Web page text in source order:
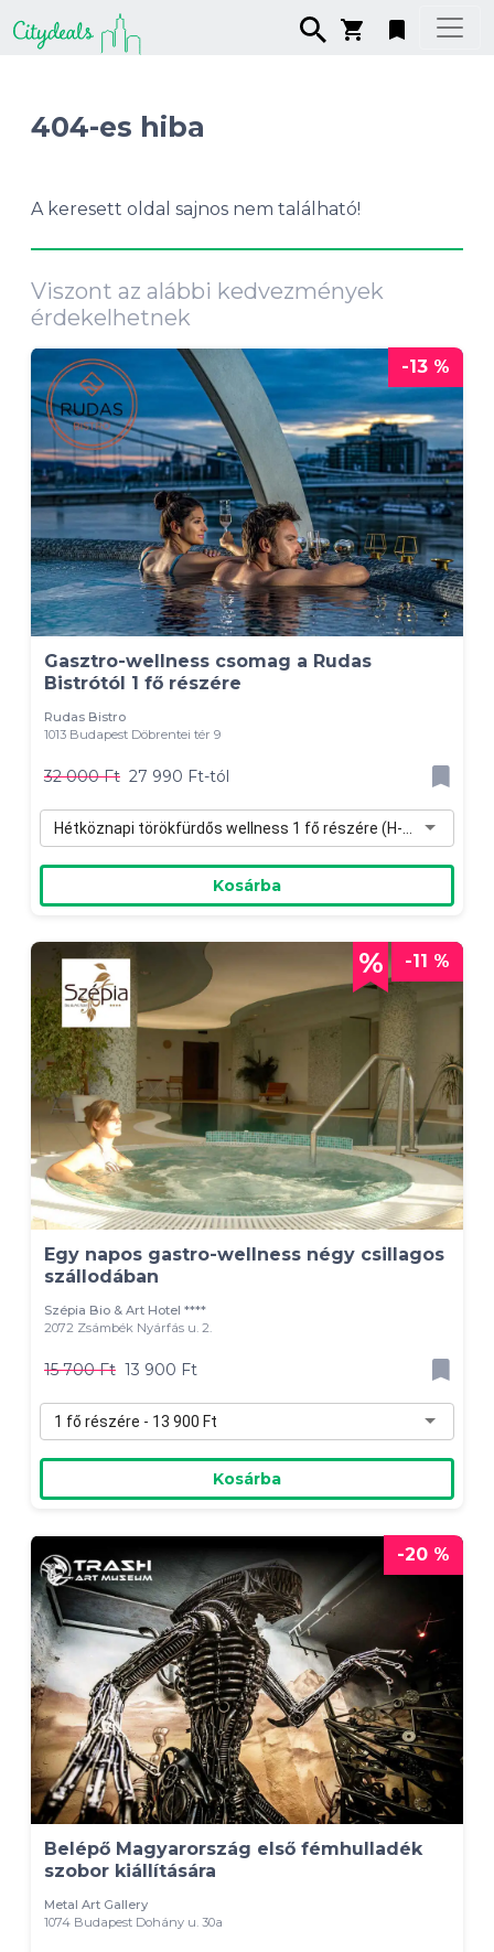
404-es hiba
A keresett oldal sajnos nem található!
Viszont az alábbi kedvezmények
érdekelhetnek
-13 %
Gasztro-wellness csomag a Rudas
Bistrótól 1 fő részére
Rudas Bistro
1013 Budapest Döbrentei tér 9
32 000 Ft 27 990 Ft-tól
Kosárba
-11 %
Egy napos gastro-wellness négy csillagos
szállodában
Szépia Bio & Art Hotel ****
2072 Zsámbék Nyárfás u. 2.
15 700 Ft 13 900 Ft
1 fő részére - 13 900 Ft
Kosárba
-20 %
Belépő Magyarország első fémhulladék
szobor kiállítására
Metal Art Gallery
1074 Budapest Dohány u. 30a